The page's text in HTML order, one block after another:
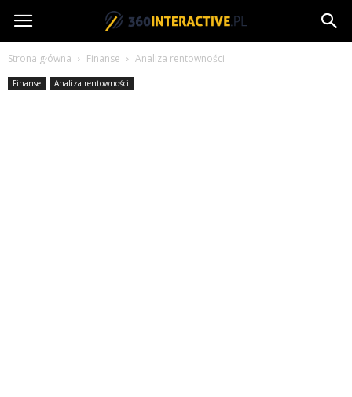
360interactive.pl
Strona główna Finanse Analiza rentowności
Finanse Analiza rentowności